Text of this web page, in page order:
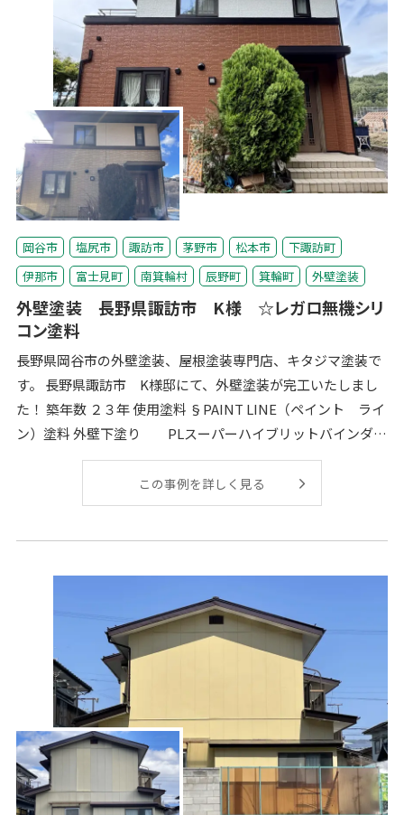
岡谷市 塩尻市 諏訪市 茅野市 松本市
下諏訪町
伊那市
富士見町 南箕輪村 辰野町 箕輪町 外壁塗装
外壁塗装 長野県諏訪市 K様 ☆レガロ無機シリ
コン塗料
長野県岡谷市の外壁塗装、屋根塗装専門店、キタジマ塗装で
す。 長野県諏訪市 K様邸にて、外壁塗装が完工いたしまし
た！ 築年数 ２３年 使用塗料 §PAINT LINE（ペイント ライ
ン）塗料 外壁下塗り PLスーパーハイブリットバインダー
この事例を詳しく見る